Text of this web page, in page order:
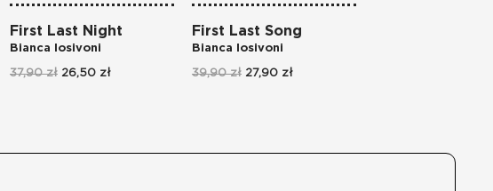
First Last Night
Bianca Iosivoni
37,90 zł 26,50 zł
First Last Song
Bianca Iosivoni
39,90 zł 27,90 zł